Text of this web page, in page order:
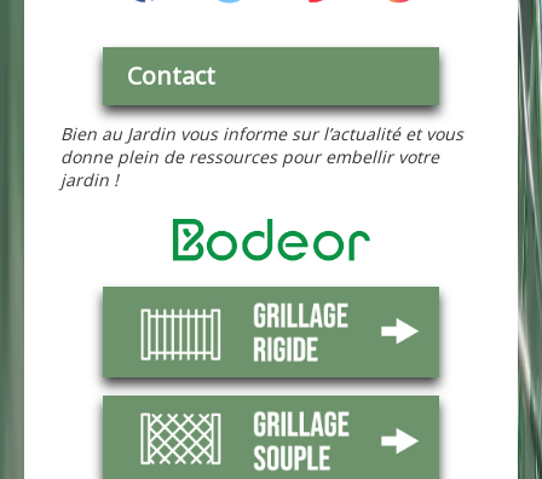
Contact
Bien au Jardin vous informe sur l’actualité et vous
donne plein de ressources pour embellir votre
jardin !